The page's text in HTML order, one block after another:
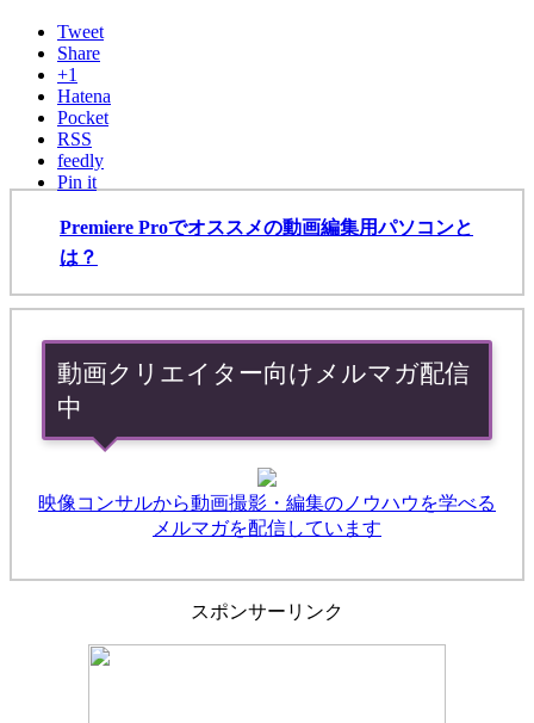
Tweet
Share
+1
Hatena
Pocket
RSS
feedly
Pin it
Premiere Proでオススメの動画編集用パソコンと
は？
動画クリエイター向けメルマガ配信
中
映像コンサルから動画撮影・編集のノウハウを学べる
メルマガを配信しています
スポンサーリンク